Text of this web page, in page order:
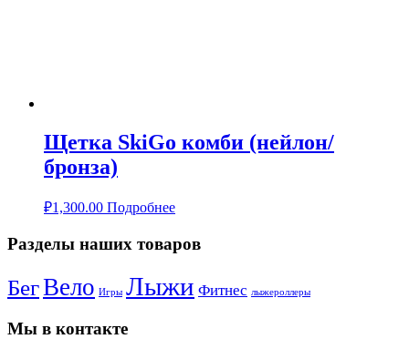
Щетка SkiGo комби (нейлон/
бронза)
₽1,300.00 Подробнее
Разделы наших товаров
БегВело Игры Лыжи Фитнес лыжероллеры
Мы в контакте